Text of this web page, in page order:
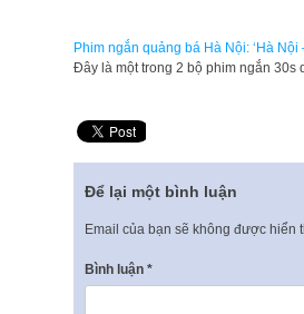
Phim ngắn quảng bá Hà Nội: ‘Hà Nội
Đây là một trong 2 bộ phim ngắn
Để lại một bình luận
Email của bạn sẽ không được hiển
Bình luận *